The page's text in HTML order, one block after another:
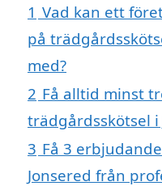
1 Vad kan ett
på
med?
2 Få alltid minst
trädgårdsskötsel i
3 Få 3
Jonsered från